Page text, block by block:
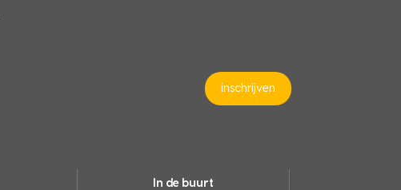
inschrijven
In de buurt